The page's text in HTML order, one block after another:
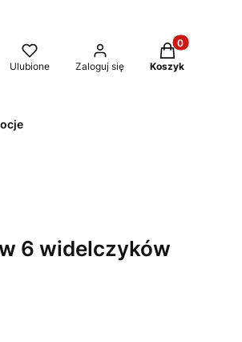
Ulubione Zaloguj się
Produkty w
Koszyk
6 widelczyków